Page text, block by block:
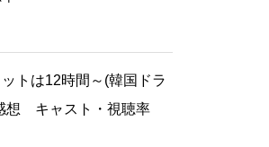
トは12時間～(韓国ドラ
想 キャスト・視聴率